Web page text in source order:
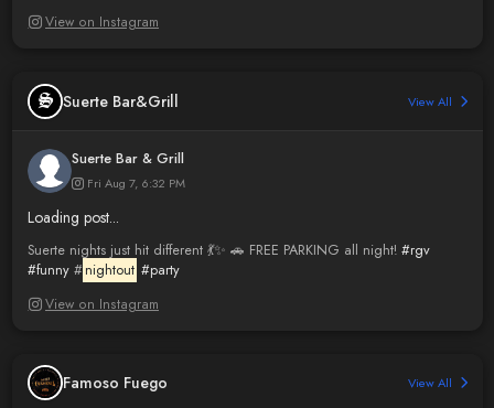
View on Instagram
Suerte Bar&Grill View All
Suerte Bar & Grill
Fri Aug 7, 6:32 PM
Loading post...
Suerte nights just hit different 💃✨ 🚗 FREE PARKING all night! #rgv
#funny# nightout #party
View on Instagram
Famoso Fuego View All